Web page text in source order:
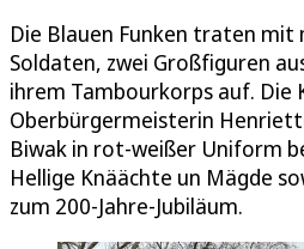
Die Blauen Funken traten mit
Soldaten, zwei Großfiguren
ihrem Tambourkorps auf. Die
Oberbürgermeisterin
Biwak in rot-weißer Uniform
Hellige Knäächte un Mägde
zum 200-Jahre-Jubiläum.